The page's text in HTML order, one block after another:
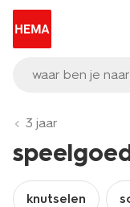
waar ben je
3 jaar
knutselen